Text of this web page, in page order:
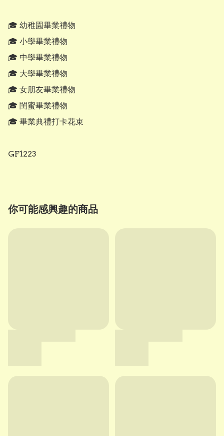
🎓 幼稚園畢業禮物
🎓 小學畢業禮物
🎓 中學畢業禮物
🎓 大學畢業禮物
🎓 女朋友畢業禮物
🎓 閨蜜畢業禮物
🎓 畢業典禮打卡花束
GF1223
你可能感興趣的商品